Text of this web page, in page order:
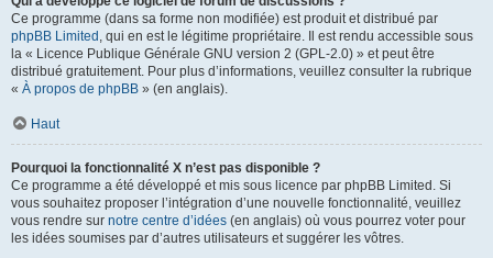
Ce programme (dans sa forme non modifiée) est produit et distribué par
phpBB Limited , qui en est le légitime propriétaire. Il est rendu accessible sous
la « Licence Publique Générale GNU version 2 (GPL-2.0) » et peut être
distribué gratuitement. Pour plus d’informations, veuillez consulter la rubrique
« À propos de phpBB » (en anglais).
Haut
Pourquoi la fonctionnalité X n’est pas disponible ?
Ce programme a été développé et mis sous licence par phpBB Limited. Si
vous souhaitez proposer l’intégration d’une nouvelle fonctionnalité, veuillez
vous rendre sur notre centre d’idées (en anglais) où vous pourrez voter pour
les idées soumises par d’autres utilisateurs et suggérer les vôtres.